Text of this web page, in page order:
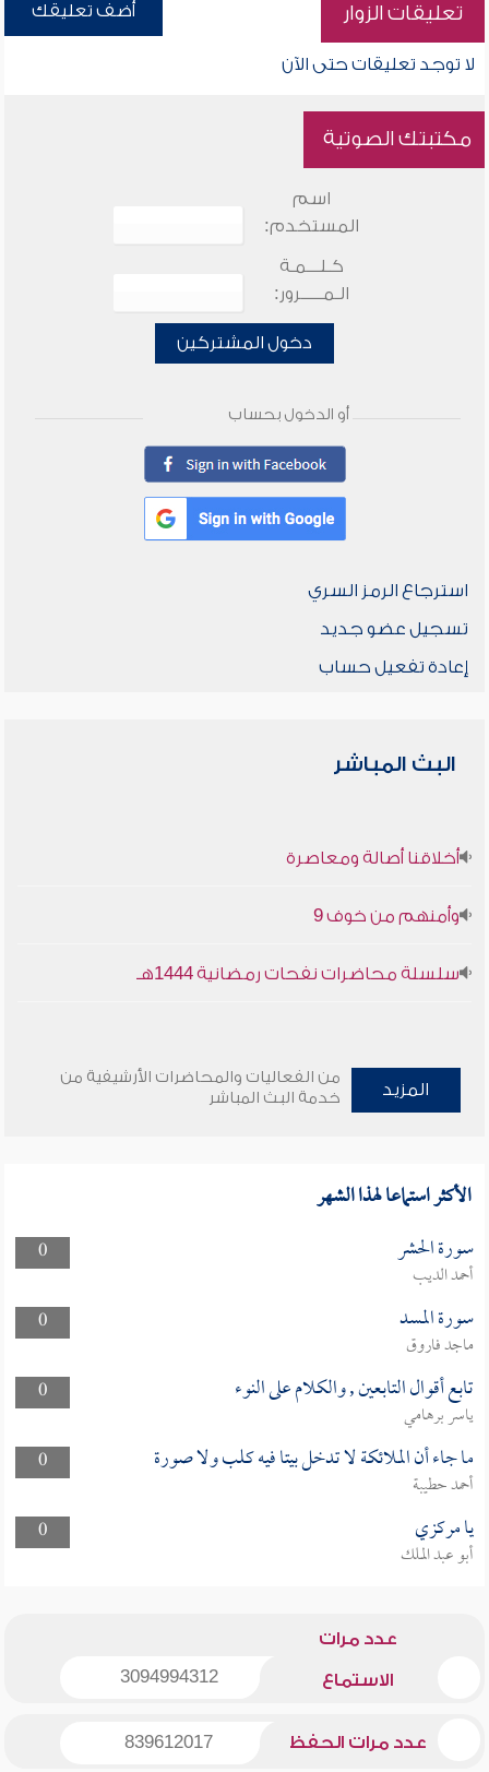
تعليقات الزوار أضف تعليقك
لا توجد تعليقات حتى الآن
مكتبتك الصوتية
اسم
المستخدم:
كـلـــمـة
الـمـــــرور:
دخول المشتركين
أو الدخول بحساب
استرجاع الرمز السري
تسجيل عضو جديد
إعادة تفعيل حساب
البث المباشر
أخلاقنا أصالة ومعاصرة
وأمنهم من خوف 9
سلسلة محاضرات نفحات رمضانية 1444هـ
المزيد
من الفعاليات والمحاضرات الأرشيفية من
خدمة البث المباشر
الأكثر استماعا لهذا الشهر
0 سورة الحشر
أحمد الديب
0
سورة المسد
ماجد فاروق
0
تابع أقوال التابعين , والكلام على النوء
ياسر برهامي
0
ما جاء أن الملائكة لا تدخل بيتا فيه كلب ولا صورة
أحمد حطيبة
0
يا مركزي
أبو عبد الملك
عدد مرات
الاستماع 3094994312
عدد مرات الحفظ 839612017